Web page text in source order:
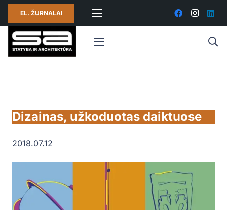
EL. ŽURNALAI
Dizainas, užkoduotas daiktuose
2018.07.12